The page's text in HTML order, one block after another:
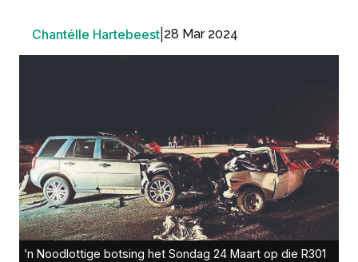
Chantélle Hartebeest 28 Mar 2024
’n Noodlottige botsing het Sondag 24 Maart op die R301